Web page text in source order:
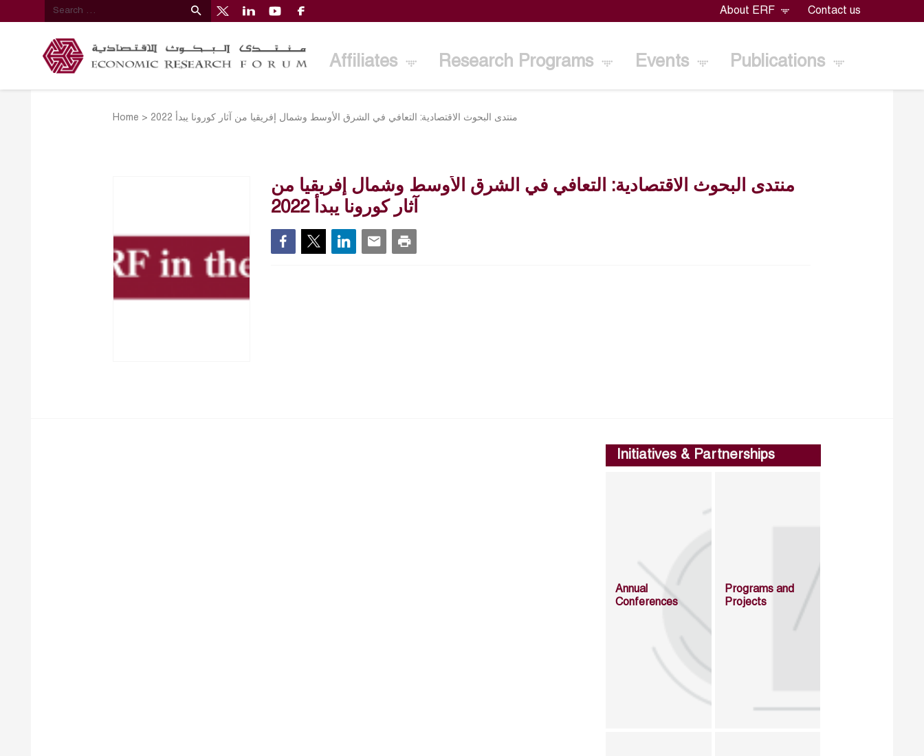
About ERF Contact us
Affiliates Research Programs Events Publications
Home > منتدى البحوث الاقتصادية: التعافي في الشرق الأوسط وشمال إفريقيا من آثار كورونا يبدأ 2022
منتدى البحوث الاقتصادية: التعافي في الشرق الأوسط وشمال إفريقيا من
آثار كورونا يبدأ 2022
Initiatives & Partnerships
Annual
Conferences
Programs and
Projects